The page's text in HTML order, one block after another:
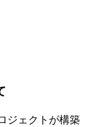
ジェクトが構築